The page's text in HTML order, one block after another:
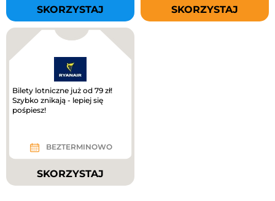
SKORZYSTAJ SKORZYSTAJ
Bilety lotniczne już od 79 zł!
Szybko znikają - lepiej się
pośpiesz!
BEZTERMINOWO
SKORZYSTAJ